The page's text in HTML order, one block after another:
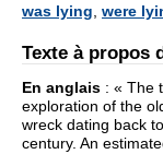
was lying were
Texte à propos
En anglais : « The
exploration of the
wreck dating back
century. An